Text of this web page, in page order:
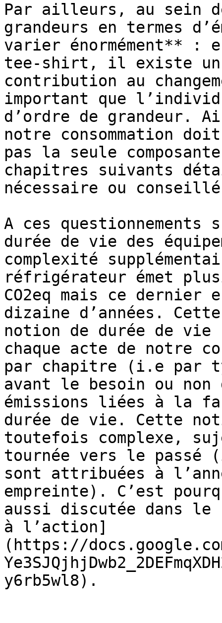
Par ailleurs, au sein
grandeurs en termes
varier énormément** :
tee-shirt, il existe un
contribution au
important que
d’ordre de grandeur.
notre consommation
pas la seule
chapitres suivants
nécessaire ou
A ces
durée de vie des
complexité
réfrigérateur émet
CO2eq mais ce dernier
dizaine d’années.
notion de durée de vie
chaque acte de notre
par chapitre (i.e par
avant le besoin ou non
émissions liées à la
durée de vie. Cette
toutefois complexe,
tournée vers le passé
sont attribuées à
empreinte). C’est
aussi discutée dans le
à l’action]
(https://